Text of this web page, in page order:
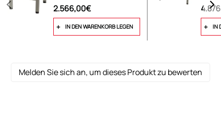
2.566,00€
IN DEN WARENKORB LEGEN IN
Melden Sie sich an, um dieses Produkt zu bewerten